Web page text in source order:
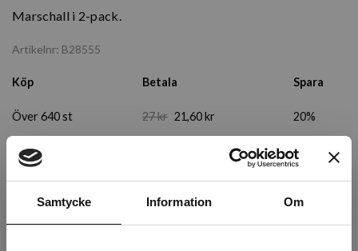
Samtycke Information Om
Marschall i 2-pack.
Artikelnr: B28555
Köp Betala Spara
Över 640 st 27 kr 21,60 kr 20%
Över 320 st 15%
Över 18 st 27 kr 24,30 kr 10%
Finns i lager (430 st)